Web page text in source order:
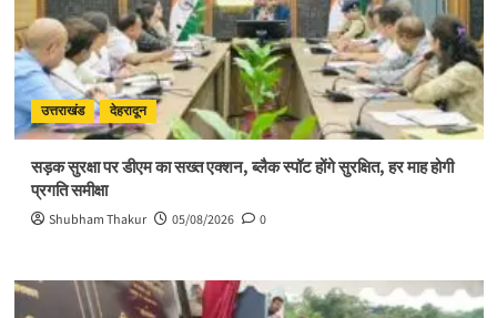
विदुषी
अदिति
भारती
उत्तराखंड देहरादून
सड़क सुरक्षा पर डीएम का सख्त एक्शन, ब्लैक स्पॉट होंगे सुरक्षित, हर माह होगी
प्रगति समीक्षा
Shubham Thakur 05/08/2026 0